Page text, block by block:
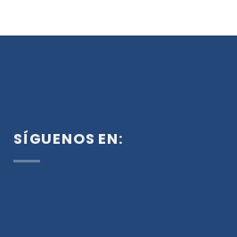
SÍGUENOS EN: